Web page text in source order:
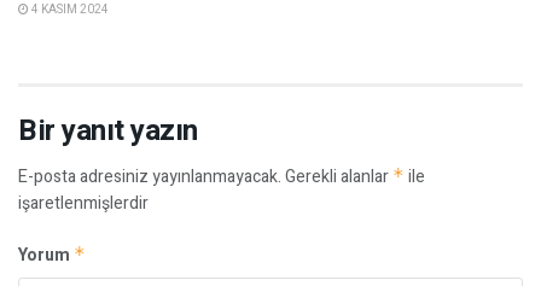
4 KASIM 2024
Bir yanıt yazın
E-posta adresiniz yayınlanmayacak.Gerekli alanlar * ile
işaretlenmişlerdir
Yorum *